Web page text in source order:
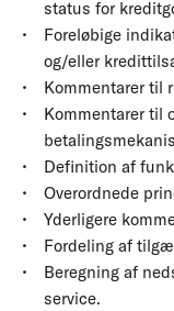
status for
Foreløbige
og/eller
Kommentarer til
Kommentarer til
Definition af
Overordnede
Yderligere
Fordeling af
Beregning af
service.